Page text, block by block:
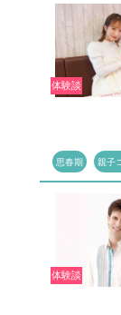
体験談
思春期 親子
体験談